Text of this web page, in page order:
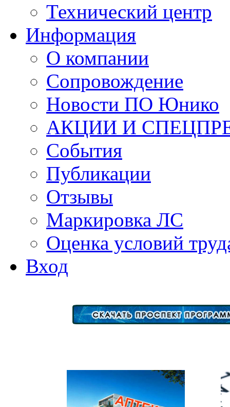
Технический центр
Информация
О компании
Сопровождение
Новости ПО Юнико
АКЦИИ И
События
Публикации
Отзывы
Маркировка ЛС
Оценка условий
Вход